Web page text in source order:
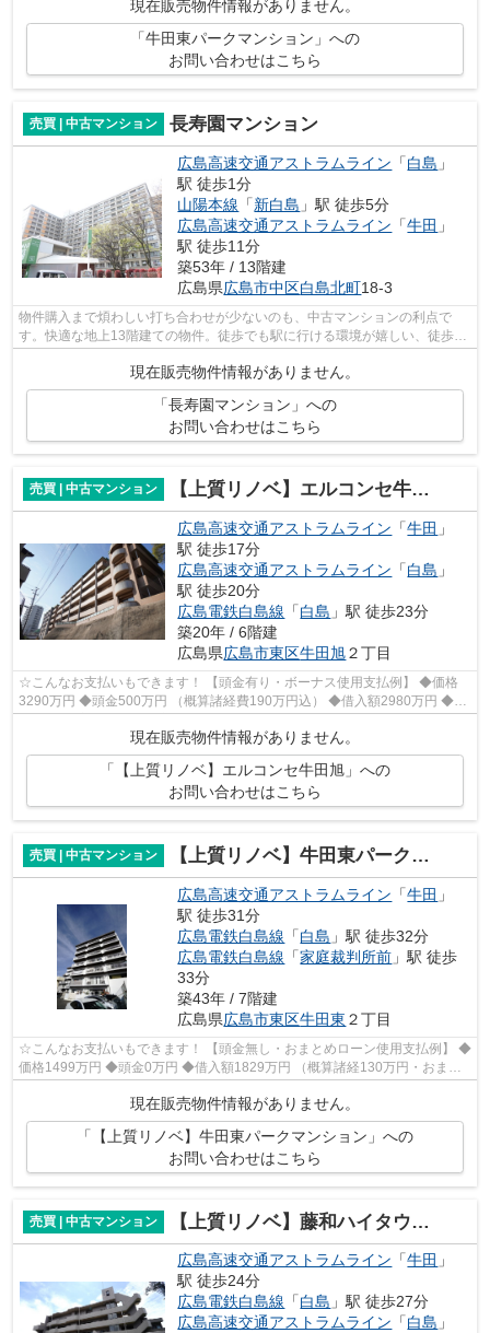
現在販売物件情報がありません。
「牛田東パークマンション」への
お問い合わせはこちら
売買 | 中古マンション 長寿園マンション
広島高速交通アストラムライン 「白島 」
駅 徒歩1分
山陽本線 「新白島 」駅 徒歩5分
広島高速交通アストラムライン 「牛田 」
駅 徒歩11分
築53年 / 13階建
広島県広島市中区白島北町18-3
物件購入まで煩わしい打ち合わせが少ないのも、中古マンションの利点で
す。快適な地上13階建ての物件。徒歩でも駅に行ける環境が嬉しい、徒歩1
分に駅のある物件です。ニーズの高いエレ...
現在販売物件情報がありません。
「長寿園マンション」への
お問い合わせはこちら
売買 | 中古マンション 【上質リノベ】エルコンセ牛田旭
広島高速交通アストラムライン 「牛田 」
駅 徒歩17分
広島高速交通アストラムライン 「白島 」
駅 徒歩20分
広島電鉄白島線 「白島 」駅 徒歩23分
築20年 / 6階建
広島県広島市東区牛田旭２丁目
☆こんなお支払いもできます！ 【頭金有り・ボーナス使用支払例】 ◆価格
3290万円 ◆頭金500万円 （概算諸経費190万円込） ◆借入額2980万円 ◆年
現在販売物件情報がありません。
「【上質リノベ】エルコンセ牛田旭」への
お問い合わせはこちら
売買 | 中古マンション 【上質リノベ】牛田東パークマンション
広島高速交通アストラムライン 「牛田 」
駅 徒歩31分
広島電鉄白島線 「白島 」駅 徒歩32分
広島電鉄白島線 「家庭裁判所前 」駅 徒歩
33分
築43年 / 7階建
広島県広島市東区牛田東 ２丁目
☆こんなお支払いもできます！ 【頭金無し・おまとめローン使用支払例】 ◆
価格1499万円 ◆頭金0万円 ◆借入額1829万円 （概算諸経130万円・おまと
めローン200万円込） ◆年利0.6％ 変動...
現在販売物件情報がありません。
「【上質リノベ】牛田東パークマンション」への
お問い合わせはこちら
売買 | 中古マンション 【上質リノベ】藤和ハイタウン牛田
広島高速交通アストラムライン 「牛田 」
駅 徒歩24分
広島電鉄白島線 「白島 」駅 徒歩27分
広島高速交通アストラムライン 「白島 」